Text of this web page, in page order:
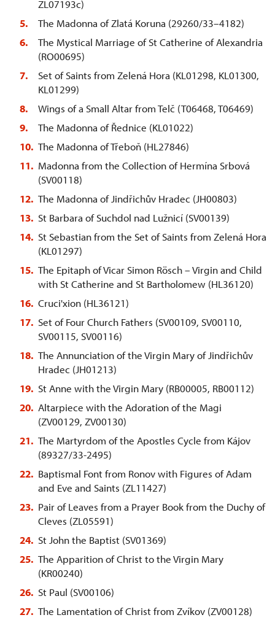
ZL07193c)
The Madonna of Zlatá Koruna (29260/33–4182)
The Mystical Marriage of St Catherine of Alexandria
(RO00695)
Set of Saints from Zelená Hora (KL01298, KL01300,
KL01299)
Wings of a Small Altar from Telč (T06468, T06469)
The Madonna of Řednice (KL01022)
The Madonna of Třeboň (HL27846)
Madonna from the Collection of Hermína Srbová
(SV00118)
The Madonna of Jindřichův Hradec (JH00803)
St Barbara of Suchdol nad Lužnicí (SV00139)
St Sebastian from the Set of Saints from Zelená Hora
(KL01297)
The Epitaph of Vicar Simon Rösch – Virgin and Child
with St Catherine and St Bartholomew (HL36120)
Cruci'xion (HL36121)
Set of Four Church Fathers (SV00109, SV00110,
SV00115, SV00116)
The Annunciation of the Virgin Mary of Jindřichův
Hradec (JH01213)
St Anne with the Virgin Mary (RB00005, RB00112)
Altarpiece with the Adoration of the Magi
(ZV00129, ZV00130)
The Martyrdom of the Apostles Cycle from Kájov
(89327/33-2495)
Baptismal Font from Ronov with Figures of Adam
and Eve and Saints (ZL11427)
Pair of Leaves from a Prayer Book from the Duchy of
Cleves (ZL05591)
St John the Baptist (SV01369)
The Apparition of Christ to the Virgin Mary
(KR00240)
St Paul (SV00106)
The Lamentation of Christ from Zvíkov (ZV00128)